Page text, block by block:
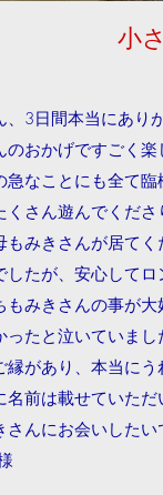
小
、3日間本当にあり
のおかげですごく楽
急なことにも全て
くさん遊んでくだ
もみきさんが居てく
したが、安心してロ
もみきさんの事が
ったと泣いていま
縁があり、本当にう
名前は載せていた
さんにお会いしたい